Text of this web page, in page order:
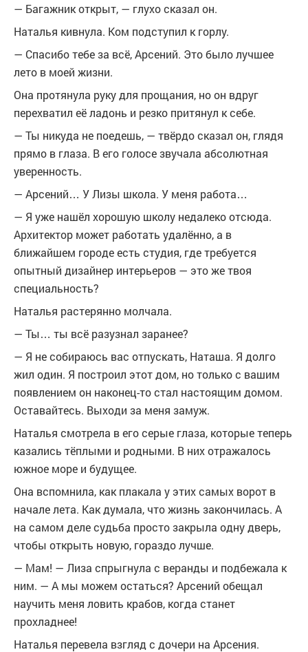
— Багажник открыт, — глухо сказал он.
Наталья кивнула. Ком подступил к горлу.
— Спасибо тебе за всё, Арсений. Это было лучшее
лето в моей жизни.
Она протянула руку для прощания, но он вдруг
перехватил её ладонь и резко притянул к себе.
— Ты никуда не поедешь, — твёрдо сказал он, глядя
прямо в глаза. В его голосе звучала абсолютная
уверенность.
— Арсений… У Лизы школа. У меня работа…
— Я уже нашёл хорошую школу недалеко отсюда.
Архитектор может работать удалённо, а в
ближайшем городе есть студия, где требуется
опытный дизайнер интерьеров — это же твоя
специальность?
Наталья растерянно молчала.
— Ты… ты всё разузнал заранее?
— Я не собираюсь вас отпускать, Наташа. Я долго
жил один. Я построил этот дом, но только с вашим
появлением он наконец-то стал настоящим домом.
Оставайтесь. Выходи за меня замуж.
Наталья смотрела в его серые глаза, которые теперь
казались тёплыми и родными. В них отражалось
южное море и будущее.
Она вспомнила, как плакала у этих самых ворот в
начале лета. Как думала, что жизнь закончилась. А
на самом деле судьба просто закрыла одну дверь,
чтобы открыть новую, гораздо лучше.
— Мам! — Лиза спрыгнула с веранды и подбежала к
ним. — А мы можем остаться? Арсений обещал
научить меня ловить крабов, когда станет
прохладнее!
Наталья перевела взгляд с дочери на Арсения.